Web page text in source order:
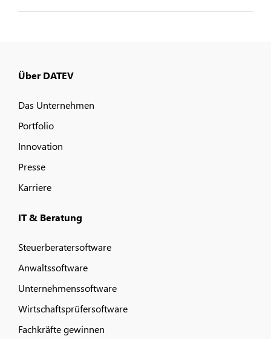
Über DATEV
Das Unternehmen
Portfolio
Innovation
Presse
Karriere
IT & Beratung
Steuerberatersoftware
Anwaltssoftware
Unternehmenssoftware
Wirtschaftsprüfersoftware
Fachkräfte gewinnen